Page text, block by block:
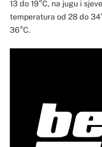
13 do 19°C, na jugu i
temperatura od 28 do
36°C.